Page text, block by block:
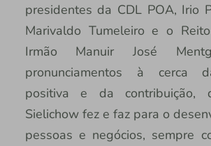
presidentes da CDL POA, Irio
Marivaldo Tumeleiro e o
Irmão Manuir José
pronunciamentos à cerca
positiva e da contribuição,
Sielichow fez e faz para o
pessoas e negócios, sempre